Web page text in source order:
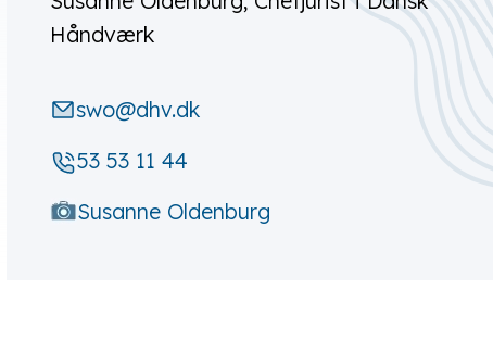
Håndværk
swo@dhv.dk
53 53 11 44
Susanne Oldenburg